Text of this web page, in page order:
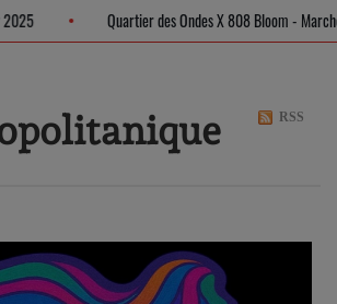
2025 Quartier des Ondes X 808 Bloom -
RSS